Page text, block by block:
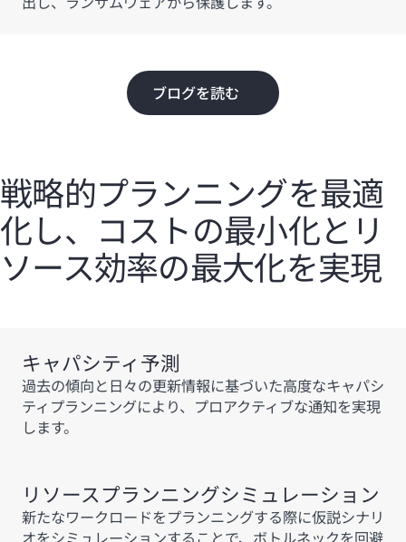
ブログを読む
戦略的プランニングを最適
化し、コストの最小化とリ
ソース効率の最大化を実現
キャパシティ予測
過去の傾向と日々の更新情報に基づいた高度なキャパシ
ティプランニングにより、プロアクティブな通知を実現
します。
リソースプランニングシミュレーション
新たなワークロードをプランニングする際に仮説シナリ
オをシミュレーションすることで、ボトルネックを回避